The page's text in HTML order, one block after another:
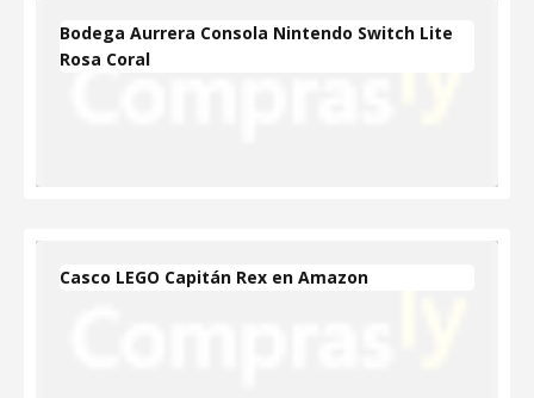
Bodega Aurrera Consola Nintendo Switch Lite
Rosa Coral
Casco LEGO Capitán Rex en Amazon